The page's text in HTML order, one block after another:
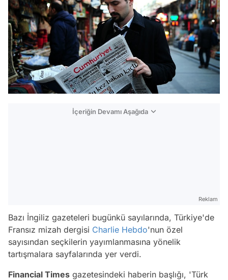
İçeriğin Devamı Aşağıda
Reklam
Bazı İngiliz gazeteleri bugünkü sayılarında, Türkiye'de
Fransız mizah dergisi Charlie Hebdo'nun özel
sayısından seçkilerin yayımlanmasına yönelik
tartışmalara sayfalarında yer verdi.
Financial Times gazetesindeki haberin başlığı, 'Türk